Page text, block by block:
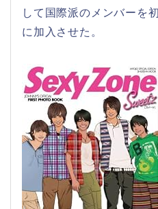
して国際派のメンバーを
に加入させた。